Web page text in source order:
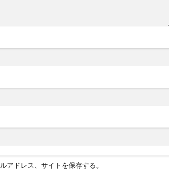
アドレス、サイトを保存する。